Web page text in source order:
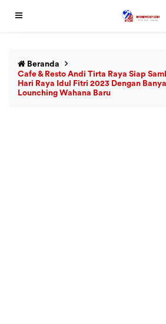
Beranda
Cafe & Resto Andi Tirta Raya Siap
Hari Raya Idul Fitri 2023 Dengan
Lounching Wahana Baru